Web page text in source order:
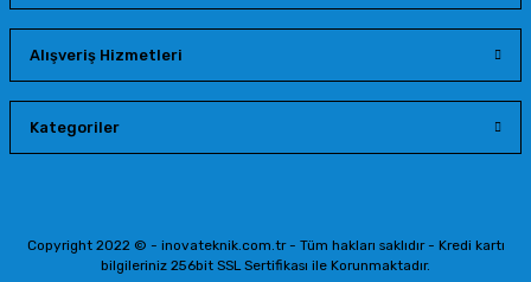
Alışveriş Hizmetleri
Kategoriler
Copyright 2022 © - inovateknik.com.tr - Tüm hakları saklıdır - Kredi kartı
bilgileriniz 256bit SSL Sertifikası ile Korunmaktadır.